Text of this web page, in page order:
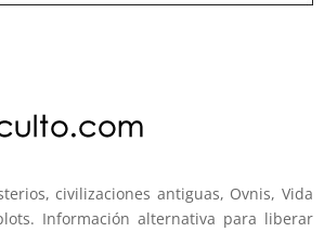
civilizaciones antiguas, Ovnis, Vida
Información alternativa para liberar